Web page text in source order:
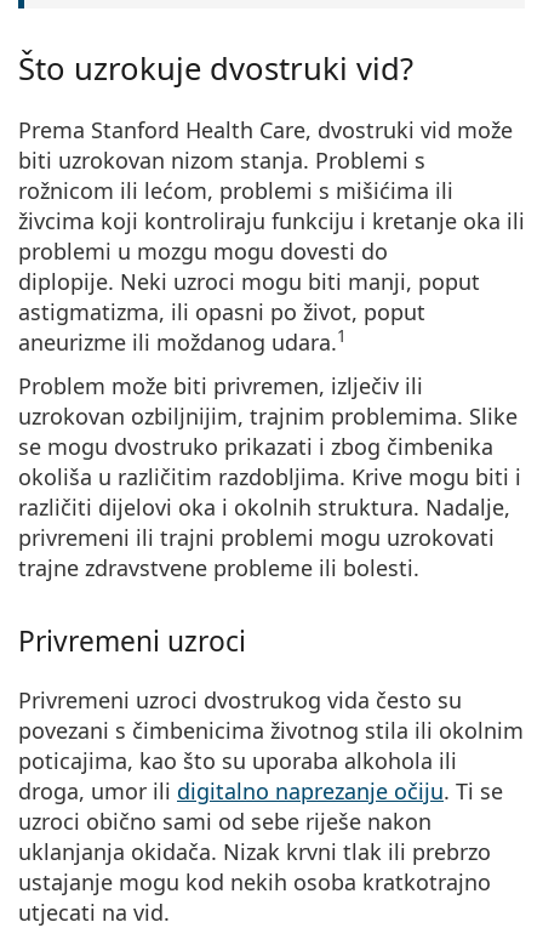
Što uzrokuje dvostruki vid?
Prema Stanford Health Care, dvostruki vid može
biti uzrokovan nizom stanja. Problemi s
rožnicom ili lećom, problemi s mišićima ili
živcima koji kontroliraju funkciju i kretanje oka ili
problemi u mozgu mogu dovesti do
diplopije. Neki uzroci mogu biti manji, poput
astigmatizma, ili opasni po život, poput
aneurizme ili moždanog udara.1
Problem može biti privremen, izlječiv ili
uzrokovan ozbiljnijim, trajnim problemima. Slike
se mogu dvostruko prikazati i zbog čimbenika
okoliša u različitim razdobljima. Krive mogu biti i
različiti dijelovi oka i okolnih struktura. Nadalje,
privremeni ili trajni problemi mogu uzrokovati
trajne zdravstvene probleme ili bolesti.
Privremeni uzroci
Privremeni uzroci dvostrukog vida često su
povezani s čimbenicima životnog stila ili okolnim
poticajima, kao što su uporaba alkohola ili
droga, umor ili digitalno naprezanje očiju. Ti se
uzroci obično sami od sebe riješe nakon
uklanjanja okidača. Nizak krvni tlak ili prebrzo
ustajanje mogu kod nekih osoba kratkotrajno
utjecati na vid.